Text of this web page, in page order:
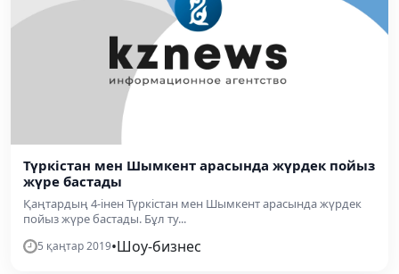
Түркістан мен Шымкент арасында жүрдек пойыз
жүре бастады
Қаңтардың 4-інен Түркістан мен Шымкент арасында жүрдек
пойыз жүре бастады. Бұл ту...
5 қаңтар 2019•Шоу-бизнес